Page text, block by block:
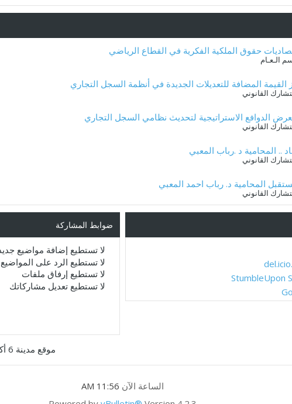
حقوق الملكية الفكرية في القطاع الرياضي
الـعـام
القيمة المضافة للتعديلات الجديدة في أنظمة السجل التجاري
القانوني
الدوافع الاستراتيجية لتحديث نظامي السجل التجاري
القانوني
.. المحامية د .رباب المعبي
القانوني
المحامية د. رباب احمد المعبي
القانوني
StumbleUpon
ضوابط المشاركة
لا تستطيع إضافة مواضيع
لا تستطيع الرد على المواضيع
لا تستطيع إرفاق ملفات
لا تستطيع تعديل مشاركاتك
موقع مدينة 6 أكتوبر
الساعة الآن 11:56 AM